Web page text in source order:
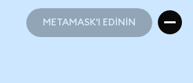
METAMASK'I EDİNİN